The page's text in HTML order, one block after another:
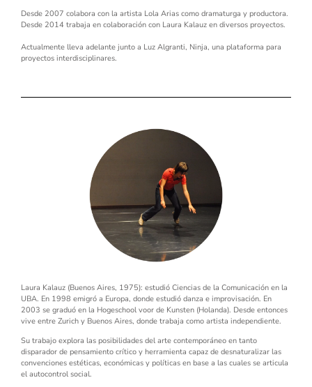
Desde 2007 colabora con la artista Lola Arias como dramaturga y productora.
Desde 2014 trabaja en colaboración con Laura Kalauz en diversos proyectos.
Actualmente lleva adelante junto a Luz Algranti, Ninja, una plataforma para
proyectos interdisciplinares.
Laura Kalauz (Buenos Aires, 1975): estudió Ciencias de la Comunicación en la
UBA. En 1998 emigró a Europa, donde estudió danza e improvisación. En
2003 se graduó en la Hogeschool voor de Kunsten (Holanda). Desde entonces
vive entre Zurich y Buenos Aires, donde trabaja como artista independiente.
Su trabajo explora las posibilidades del arte contemporáneo en tanto
disparador de pensamiento crítico y herramienta capaz de desnaturalizar las
convenciones estéticas, económicas y políticas en base a las cuales se articula
el autocontrol social.